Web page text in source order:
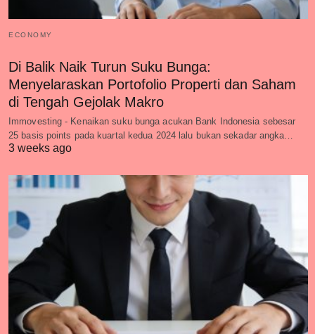
ECONOMY
Di Balik Naik Turun Suku Bunga:
Menyelaraskan Portofolio Properti dan Saham
di Tengah Gejolak Makro
Immovesting - Kenaikan suku bunga acukan Bank Indonesia sebesar
25 basis points pada kuartal kedua 2024 lalu bukan sekadar angka…
3 weeks ago